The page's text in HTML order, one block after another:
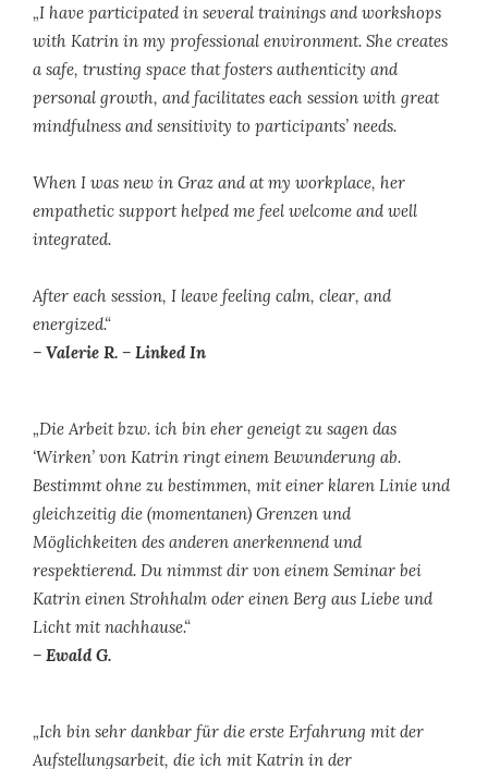
„I have participated in several trainings and workshops
with Katrin in my professional environment. She creates
a safe, trusting space that fosters authenticity and
personal growth, and facilitates each session with great
mindfulness and sensitivity to participants’ needs.
When I was new in Graz and at my workplace, her
empathetic support helped me feel welcome and well
integrated.
After each session, I leave feeling calm, clear, and
energized.“
– Valerie R. – Linked In
„Die Arbeit bzw. ich bin eher geneigt zu sagen das
‘Wirken’ von Katrin ringt einem Bewunderung ab.
Bestimmt ohne zu bestimmen, mit einer klaren Linie und
gleichzeitig die (momentanen) Grenzen und
Möglichkeiten des anderen anerkennend und
respektierend. Du nimmst dir von einem Seminar bei
Katrin einen Strohhalm oder einen Berg aus Liebe und
Licht mit nachhause.“
– Ewald G.
„Ich bin sehr dankbar für die erste Erfahrung mit der
Aufstellungsarbeit, die ich mit Katrin in der